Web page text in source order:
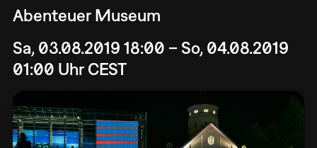
Abenteuer Museum
Sa, 03.08.2019 18:00 – So, 04.08.2019
01:00 Uhr CEST